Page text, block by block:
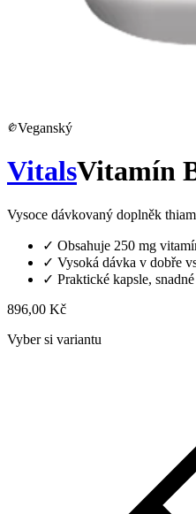
Veganský
VitalsVitamín
Vysoce dávkovaný doplněk
✓ Obsahuje 250 mg
✓ Vysoká dávka v dobře
✓ Praktické kapsle,
896,00 Kč
Vyber si variantu